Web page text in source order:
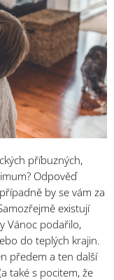
příbuzných,
Odpověď
by se vám za
existují
Vánoc podařilo,
do teplých krajin.
předem a ten další
také s pocitem, že